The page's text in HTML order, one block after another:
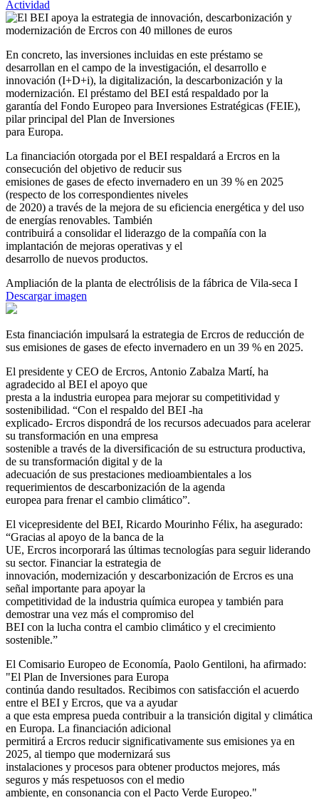
Actividad
En concreto, las inversiones incluidas en este préstamo se
desarrollan en el campo de la investigación, el desarrollo e
innovación (I+D+i), la digitalización, la descarbonización y la
modernización. El préstamo del BEI está respaldado por la
garantía del Fondo Europeo para Inversiones Estratégicas (FEIE),
pilar principal del Plan de Inversiones
para Europa.
La financiación otorgada por el BEI respaldará a Ercros en la
consecución del objetivo de reducir sus
emisiones de gases de efecto invernadero en un 39 % en 2025
(respecto de los correspondientes niveles
de 2020) a través de la mejora de su eficiencia energética y del uso
de energías renovables. También
contribuirá a consolidar el liderazgo de la compañía con la
implantación de mejoras operativas y el
desarrollo de nuevos productos.
Ampliación de la planta de electrólisis de la fábrica de Vila-seca I
Descargar imagen
Esta financiación impulsará la estrategia de Ercros de reducción de
sus emisiones de gases de efecto invernadero en un 39 % en 2025.
El presidente y CEO de Ercros, Antonio Zabalza Martí, ha
agradecido al BEI el apoyo que
presta a la industria europea para mejorar su competitividad y
sostenibilidad. “Con el respaldo del BEI -ha
explicado- Ercros dispondrá de los recursos adecuados para acelerar
su transformación en una empresa
sostenible a través de la diversificación de su estructura productiva,
de su transformación digital y de la
adecuación de sus prestaciones medioambientales a los
requerimientos de descarbonización de la agenda
europea para frenar el cambio climático”.
El vicepresidente del BEI, Ricardo Mourinho Félix, ha asegurado:
“Gracias al apoyo de la banca de la
UE, Ercros incorporará las últimas tecnologías para seguir liderando
su sector. Financiar la estrategia de
innovación, modernización y descarbonización de Ercros es una
señal importante para apoyar la
competitividad de la industria química europea y también para
demostrar una vez más el compromiso del
BEI con la lucha contra el cambio climático y el crecimiento
sostenible.”
El Comisario Europeo de Economía, Paolo Gentiloni, ha afirmado:
"El Plan de Inversiones para Europa
continúa dando resultados. Recibimos con satisfacción el acuerdo
entre el BEI y Ercros, que va a ayudar
a que esta empresa pueda contribuir a la transición digital y climática
en Europa. La financiación adicional
permitirá a Ercros reducir significativamente sus emisiones ya en
2025, al tiempo que modernizará sus
instalaciones y procesos para obtener productos mejores, más
seguros y más respetuosos con el medio
ambiente, en consonancia con el Pacto Verde Europeo."